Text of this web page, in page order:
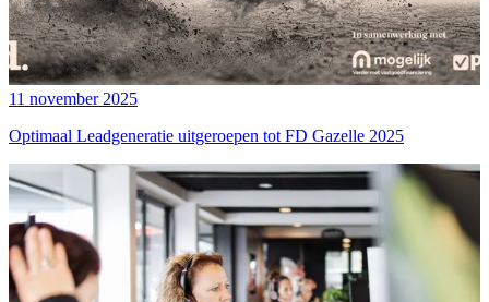
11 november 2025
Optimaal Leadgeneratie uitgeroepen tot FD Gazelle 2025